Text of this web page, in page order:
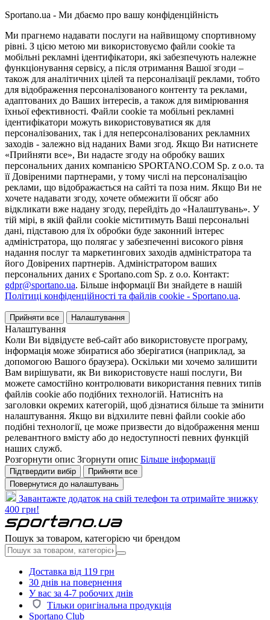
Sportano.ua - Ми дбаємо про вашу конфіденційність
Ми прагнемо надавати послуги на найвищому спортивному
рівні. З цією метою ми використовуємо файли cookie та
мобільні рекламні ідентифікатори, які забезпечують належне
функціонування сервісу, а після отримання Вашої згоди –
також для аналітичних цілей та персоналізації реклами, тобто
для відображення персоналізованого контенту та реклами,
адаптованих до Ваших інтересів, а також для вимірювання
їхньої ефективності. Файли cookie та мобільні рекламні
ідентифікатори можуть використовуватися як для
персоналізованих, так і для неперсоналізованих рекламних
заходів - залежно від наданих Вами згод. Якщо Ви натиснете
«Прийняти все», Ви надасте згоду на обробку ваших
персональних даних компанією SPORTANO.COM Sp. z o.o. та
її Довіреними партнерами, у тому числі на персоналізацію
реклами, що відображається на сайті та поза ним. Якщо Ви не
хочете надавати згоду, хочете обмежити її обсяг або
відкликати вже надану згоду, перейдіть до «Налаштувань». У
тій мірі, в якій файли cookie міститимуть Ваші персональні
дані, підставою для їх обробки буде законний інтерес
адміністратора, що полягає у забезпеченні високого рівня
надання послуг та маркетингових заходів адміністратора та
його Довірених партнерів. Адміністратором ваших
персональних даних є Sportano.com Sp. z o.o. Контакт:
gdpr@sportano.ua. Більше інформації Ви знайдете в нашій
Політиці конфіденційності та файлів cookie - Sportano.ua.
Прийняти все Налаштування
Налаштування
Коли Ви відвідуєте веб-сайт або використовуєте програму,
інформація може збиратися або зберігатися (наприклад, за
допомогою Вашого браузера). Оскільки ми хочемо залишити
Вам вирішувати, як Ви використовуєте наші послуги, Ви
можете самостійно контролювати використання певних типів
файлів cookie або подібних технологій. Натисніть на
заголовки окремих категорій, щоб дізнатися більше та змінити
налаштування. Якщо ви відхилите певні файли cookie або
подібні технології, це може призвести до відображення менш
релевантного вмісту або до недоступності певних функцій
наших служб.
Розгорнути опис Згорнути опис Більше інформації
Підтвердити вибір
Прийняти все
Повернутися до налаштувань
Завантажте додаток на свій телефон та отримайте знижку
400 грн!
Пошук за товаром, категорією чи брендом
Доставка від 119 грн
30 днів на повернення
У вас за 4-7 робочих днів
Тільки оригінальна продукція
Sportano Club